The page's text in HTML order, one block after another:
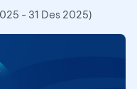
- 31 Des 2025)